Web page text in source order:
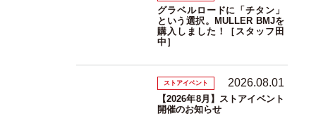
グラベルロードに「チタン」
という選択。MULLER BMJを
購入しました！［スタッフ田
中］
ストアイベント 2026.08.01
【2026年8月】ストアイベント
開催のお知らせ